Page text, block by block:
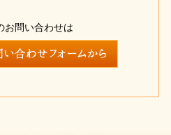
お問い合わせは